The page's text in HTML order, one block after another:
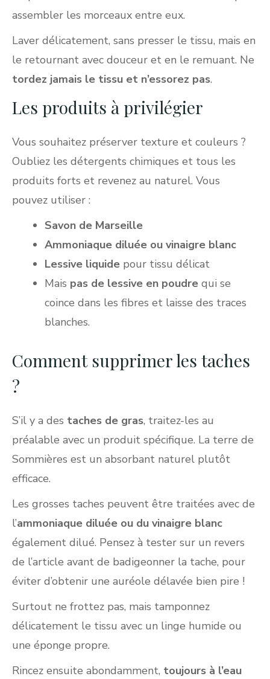
assembler les morceaux entre eux.
Laver délicatement, sans presser le tissu, mais en
le retournant avec douceur et en le remuant. Ne
tordez jamais le tissu et n’essorez pas.
Les produits à privilégier
Vous souhaitez préserver texture et couleurs ?
Oubliez les détergents chimiques et tous les
produits forts et revenez au naturel. Vous
pouvez utiliser :
Savon de Marseille
Ammoniaque diluée ou vinaigre blanc
Lessive liquide pour tissu délicat
Mais pas de lessive en poudre qui se
coince dans les fibres et laisse des traces
blanches.
Comment supprimer les taches
?
S’il y a des taches de gras, traitez-les au
préalable avec un produit spécifique. La terre de
Sommières est un absorbant naturel plutôt
efficace.
Les grosses taches peuvent être traitées avec de
l’ammoniaque diluée ou du vinaigre blanc
également dilué. Pensez à tester sur un revers
de l’article avant de badigeonner la tache, pour
éviter d’obtenir une auréole délavée bien pire !
Surtout ne frottez pas, mais tamponnez
délicatement le tissu avec un linge humide ou
une éponge propre.
Rincez ensuite abondamment, toujours à l’eau